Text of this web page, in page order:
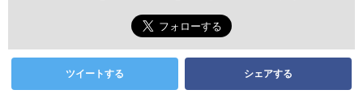
ツイートする シェアする